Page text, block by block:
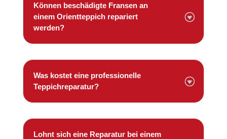
Können beschädigte Fransen an
einem Orientteppich repariert
werden?
Was kostet eine professionelle
Teppichreparatur?
Lohnt sich eine Reparatur bei einem